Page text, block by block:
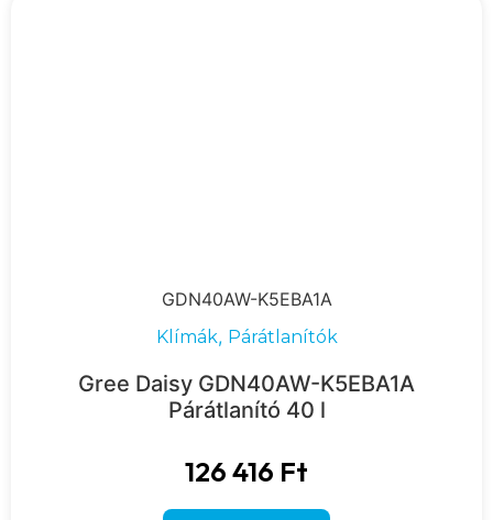
GDN40AW-K5EBA1A
Klímák, Párátlanítók
Gree Daisy GDN40AW-K5EBA1A
Párátlanító 40 l
126 416 Ft